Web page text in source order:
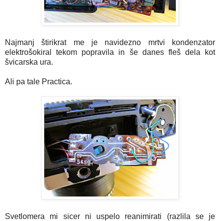
Najmanj štirikrat me je navidezno mrtvi kondenzator
elektrošokiral tekom popravila in še danes fleš dela kot
švicarska ura.
Ali pa tale Practica.
Svetlomera mi sicer ni uspelo reanimirati (razlila se je